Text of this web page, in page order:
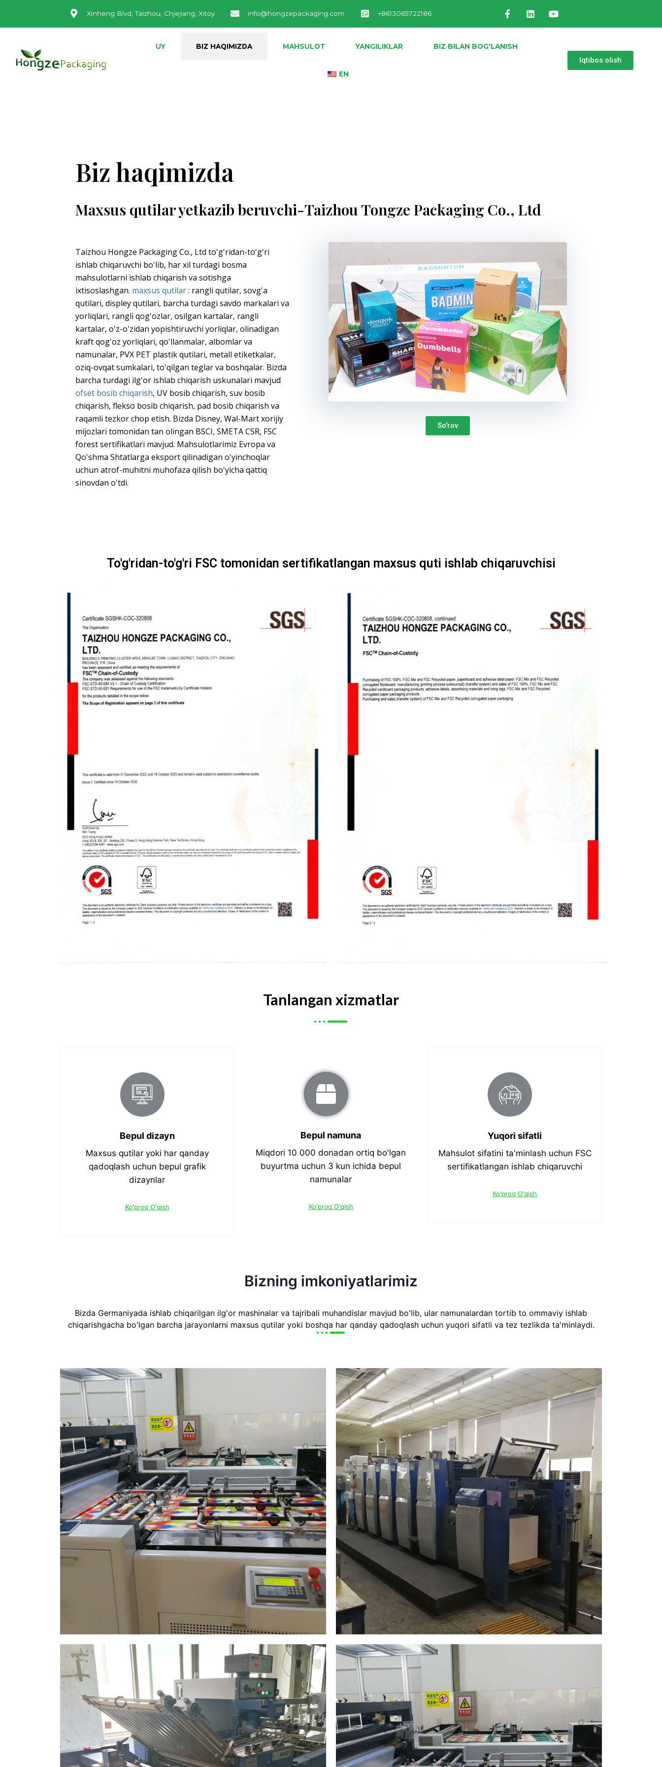
Xinheng Blvd, Taizhou, Chjejiang, Xitoy info@hongzepackaging.com +8613065722186
UY BIZ HAQIMIZDA MAHSULOT YANGILIKLAR BIZ BILAN BOG'LANISH
EN
Iqtibos olish
Biz haqimizda
Maxsus qutilar yetkazib beruvchi-Taizhou Tongze Packaging Co., Ltd
Taizhou Hongze Packaging Co., Ltd to'g'ridan-to'g'ri
ishlab chiqaruvchi bo'lib, har xil turdagi bosma
mahsulotlarni ishlab chiqarish va sotishga
ixtisoslashgan. maxsus qutilar: rangli qutilar, sovg'a
qutilari, displey qutilari, barcha turdagi savdo markalari va
yorliqlari, rangli qog'ozlar, osilgan kartalar, rangli
kartalar, o'z-o'zidan yopishtiruvchi yorliqlar, olinadigan
kraft qog'oz yorliqlari, qo'llanmalar, albomlar va
namunalar, PVX PET plastik qutilari, metall etiketkalar,
oziq-ovqat sumkalari, to'qilgan teglar va boshqalar. Bizda
barcha turdagi ilg'or ishlab chiqarish uskunalari mavjud
ofset bosib chiqarish, UV bosib chiqarish, suv bosib
chiqarish, flekso bosib chiqarish, pad bosib chiqarish va
raqamli tezkor chop etish. Bizda Disney, Wal-Mart xorijiy
mijozlari tomonidan tan olingan BSCI, SMETA CSR, FSC
forest sertifikatlari mavjud. Mahsulotlarimiz Evropa va
Qo'shma Shtatlarga eksport qilinadigan o'yinchoqlar
uchun atrof-muhitni muhofaza qilish bo'yicha qattiq
sinovdan o'tdi.
So'rov
To'g'ridan-to'g'ri FSC tomonidan sertifikatlangan maxsus quti ishlab chiqaruvchisi
Tanlangan xizmatlar
Bepul dizayn
Maxsus qutilar yoki har qanday
qadoqlash uchun bepul grafik
dizaynlar
Ko'proq O'qish
Bepul namuna
Miqdori 10 000 donadan ortiq bo'lgan
buyurtma uchun 3 kun ichida bepul
namunalar
Ko'proq O'qish
Yuqori sifatli
Mahsulot sifatini ta'minlash uchun FSC
sertifikatlangan ishlab chiqaruvchi
Ko'proq O'qish
Bizning imkoniyatlarimiz
Bizda Germaniyada ishlab chiqarilgan ilg'or mashinalar va tajribali muhandislar mavjud bo'lib, ular namunalardan tortib to ommaviy ishlab
chiqarishgacha bo'lgan barcha jarayonlarni maxsus qutilar yoki boshqa har qanday qadoqlash uchun yuqori sifatli va tez tezlikda ta'minlaydi.